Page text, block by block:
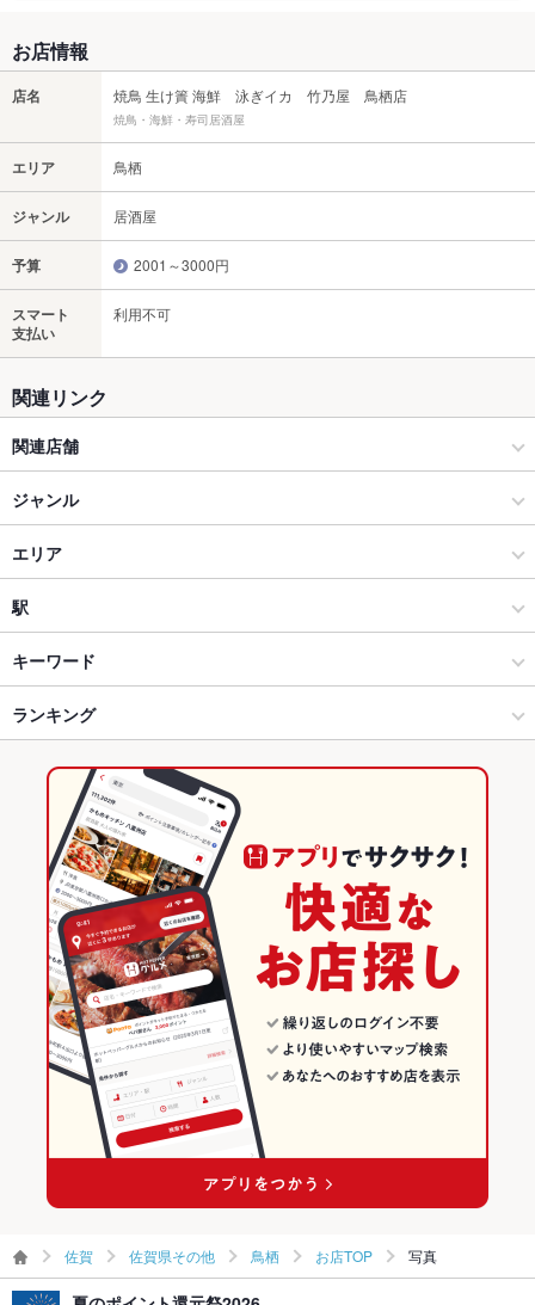
お店情報
店名 焼鳥 生け簀 海鮮 泳ぎイカ 竹乃屋 鳥栖店
焼鳥・海鮮・寿司居酒屋
エリア 鳥栖
ジャンル 居酒屋
予算 2001～3000円
スマート
支払い
利用不可
関連リンク
関連店舗
竹乃屋
竹乃屋 吉塚店
焼鳥 いけす 海鮮 寿司 竹乃屋 川端店
竹乃屋 東比恵本店
竹乃屋 仲原店
居酒屋 竹乃屋 八田店
焼鳥 寿司 もつ鍋 竹乃屋 博多駅前店
焼鳥 寿司 もつ鍋 竹乃屋 祇園店
焼鳥・いけす海鮮・寿司 竹乃屋 千早駅前店
居酒屋 竹乃屋 福間駅前店
ジャンル
居酒屋
和風
創作
佐賀県その他 × 居酒屋
佐賀県その他 × 和風
佐賀県その他 × 創作
鳥栖駅 × 居酒屋
鳥栖駅 × 和風
鳥栖駅 × 創作
エリア
鳥栖
鳥栖 × 居酒屋
鳥栖 × 和風
鳥栖 × 創作
佐賀 × 居酒屋
佐賀 × 和風
佐賀 × 創作
駅
鳥栖駅
キーワード
からあげ
蓮根天ぷら
ランキング
佐賀のグルメランキング
佐賀の居酒屋ランキング
佐賀県その他のグルメランキング
佐賀県その他の居酒屋ランキング
鳥栖のグルメランキング
鳥栖の居酒屋ランキング
佐賀 佐賀県その他 鳥栖 お店TOP 写真